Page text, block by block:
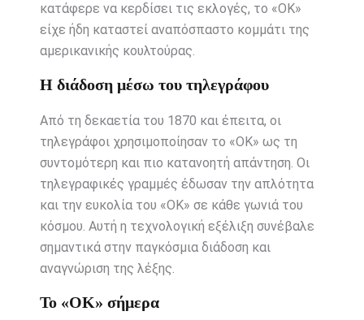
κατάφερε να κερδίσει τις εκλογές, το «ΟΚ»
είχε ήδη καταστεί αναπόσπαστο κομμάτι της
αμερικανικής κουλτούρας.
Η διάδοση μέσω του τηλεγράφου
Από τη δεκαετία του 1870 και έπειτα, οι
τηλεγράφοι χρησιμοποίησαν το «OK» ως τη
συντομότερη και πιο κατανοητή απάντηση. Οι
τηλεγραφικές γραμμές έδωσαν την απλότητα
και την ευκολία του «ΟΚ» σε κάθε γωνιά του
κόσμου. Αυτή η τεχνολογική εξέλιξη συνέβαλε
σημαντικά στην παγκόσμια διάδοση και
αναγνώριση της λέξης.
Το «ΟΚ» σήμερα